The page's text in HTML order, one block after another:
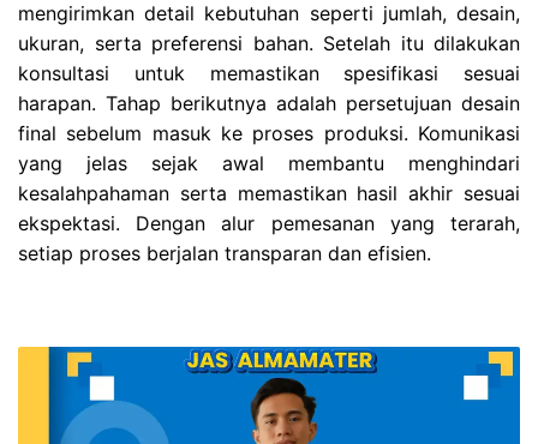
mengirimkan detail kebutuhan seperti jumlah, desain,
ukuran, serta preferensi bahan. Setelah itu dilakukan
konsultasi untuk memastikan spesifikasi sesuai
harapan. Tahap berikutnya adalah persetujuan desain
final sebelum masuk ke proses produksi. Komunikasi
yang jelas sejak awal membantu menghindari
kesalahpahaman serta memastikan hasil akhir sesuai
ekspektasi. Dengan alur pemesanan yang terarah,
setiap proses berjalan transparan dan efisien.